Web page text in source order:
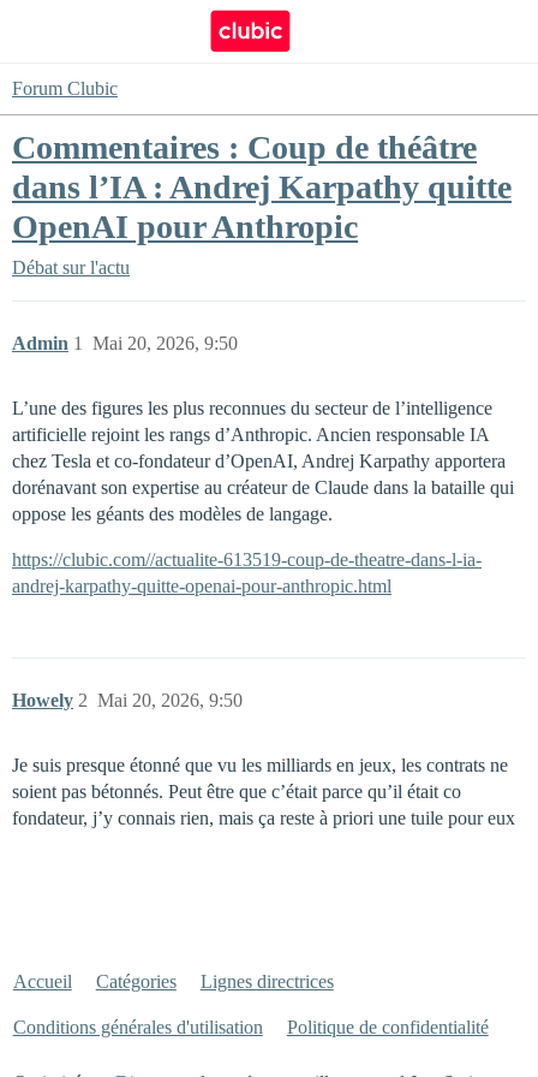
Forum Clubic
Commentaires : Coup de théâtre
dans l’IA : Andrej Karpathy quitte
OpenAI pour Anthropic
Débat sur l'actu
Admin Mai 20, 2026, 9:50
1
L’une des figures les plus reconnues du secteur de l’intelligence
artificielle rejoint les rangs d’Anthropic. Ancien responsable IA
chez Tesla et co-fondateur d’OpenAI, Andrej Karpathy apportera
dorénavant son expertise au créateur de Claude dans la bataille qui
oppose les géants des modèles de langage.
https://clubic.com//actualite-613519-coup-de-theatre-dans-l-ia-
andrej-karpathy-quitte-openai-pour-anthropic.html
Howely Mai 20, 2026, 9:50
2
Je suis presque étonné que vu les milliards en jeux, les contrats ne
soient pas bétonnés. Peut être que c’était parce qu’il était co
fondateur, j’y connais rien, mais ça reste à priori une tuile pour eux
Accueil Catégories Lignes directrices
Conditions générales d'utilisation Politique de confidentialité